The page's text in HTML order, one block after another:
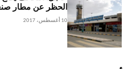
الحظر عن مطار
10 أغسطس، 2017